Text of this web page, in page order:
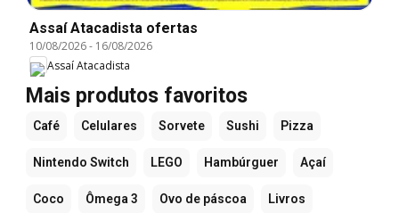
Assaí Atacadista ofertas
10/08/2026- 16/08/2026
Assaí Atacadista
Mais produtos favoritos
Café Celulares Sorvete Sushi Pizza
Nintendo Switch LEGO Hambúrguer Açaí
Coco Ômega 3 Ovo de páscoa Livros